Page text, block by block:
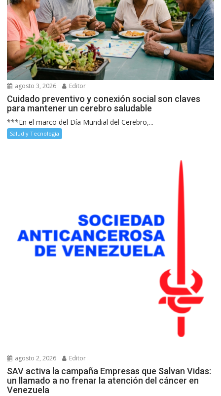
agosto 3, 2026 Editor
Cuidado preventivo y conexión social son claves
para mantener un cerebro saludable
***En el marco del Día Mundial del Cerebro,...
Salud y Tecnología
agosto 2, 2026 Editor
SAV activa la campaña Empresas que Salvan Vidas:
un llamado a no frenar la atención del cáncer en
Venezuela